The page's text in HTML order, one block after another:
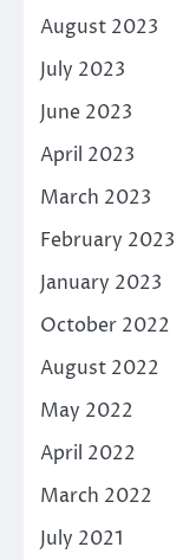
August 2023
July 2023
June 2023
April 2023
March 2023
February 2023
January 2023
October 2022
August 2022
May 2022
April 2022
March 2022
July 2021